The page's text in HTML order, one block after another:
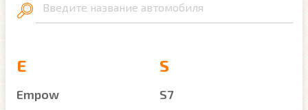
Введите название автомобиля
E
Empow
S
S7